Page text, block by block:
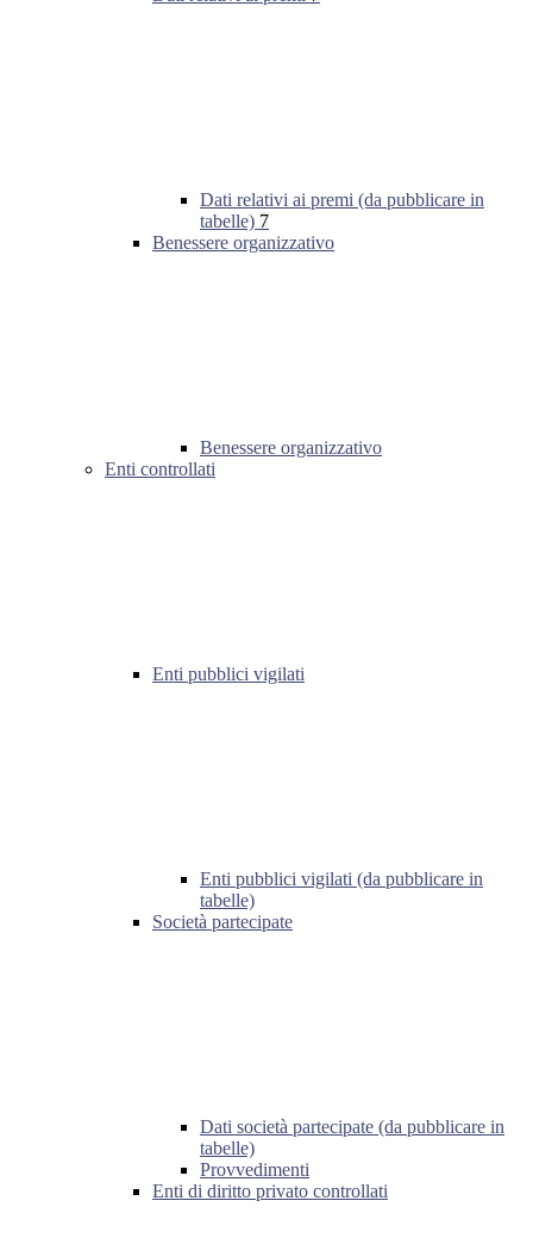
Dati relativi ai premi (da pubblicare in
tabelle) 7
Benessere organizzativo
Benessere organizzativo
Enti controllati
Enti pubblici vigilati
Enti pubblici vigilati (da pubblicare in
tabelle)
Società partecipate
Dati società partecipate (da pubblicare in
tabelle)
Provvedimenti
Enti di diritto privato controllati